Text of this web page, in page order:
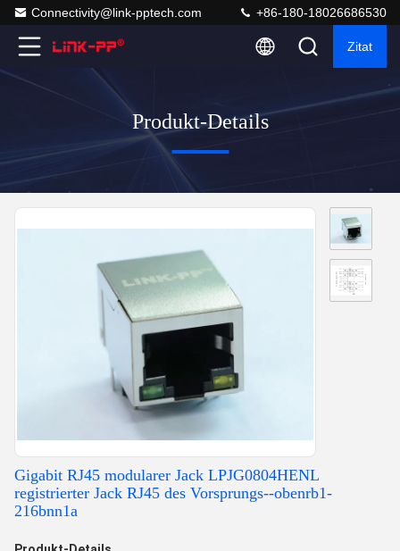
Connectivity@link-pptech.com +86-180-18026686530
Zitat
Produkt-Details
Gigabit RJ45 modularer Jack LPJG0804HENL
registrierter Jack RJ45 des Vorsprungs--obenrb1-
216bnn1a